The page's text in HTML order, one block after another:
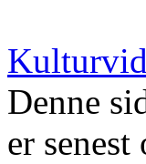
Denne
er